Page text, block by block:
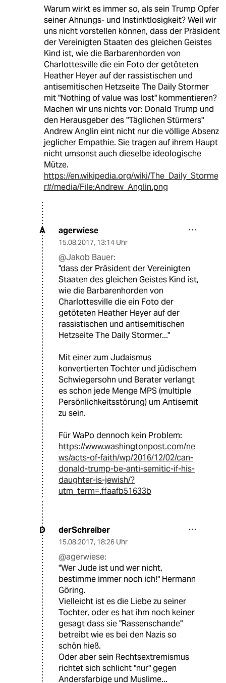
Warum wirkt es immer so, als sein Trump Opfer
seiner Ahnungs- und Instinktlosigkeit? Weil wir
uns nicht vorstellen können, dass der Präsident
der Vereinigten Staaten des gleichen Geistes
Kind ist, wie die Barbarenhorden von
Charlottesville die ein Foto der getöteten
Heather Heyer auf der rassistischen und
antisemitischen Hetzseite The Daily Stormer
mit "Nothing of value was lost" kommentieren?
Machen wir uns nichts vor: Donald Trump und
den Herausgeber des "Täglichen Stürmers"
Andrew Anglin eint nicht nur die völlige Absenz
jeglicher Empathie. Sie tragen auf ihrem Haupt
nicht umsonst auch dieselbe ideologische
Mütze.
https://en.wikipedia.org/wiki/The_Daily_Storme
r#/media/File:Andrew_Anglin.png
A agerwiese
15.08.2017, 13:14 Uhr
@Jakob Bauer:
"dass der Präsident der Vereinigten
Staaten des gleichen Geistes Kind ist,
wie die Barbarenhorden von
Charlottesville die ein Foto der
getöteten Heather Heyer auf der
rassistischen und antisemitischen
Hetzseite The Daily Stormer..."
Mit einer zum Judaismus
konvertierten Tochter und jüdischem
Schwiegersohn und Berater verlangt
es schon jede Menge MPS (multiple
Persönlichkeitsstörung) um Antisemit
zu sein.
Für WaPo dennoch kein Problem:
https://www.washingtonpost.com/ne
ws/acts-of-faith/wp/2016/12/02/can-
donald-trump-be-anti-semitic-if-his-
daughter-is-jewish/?
utm_term=.ffaafb51633b
D derSchreiber
15.08.2017, 18:26 Uhr
@agerwiese:
"Wer Jude ist und wer nicht,
bestimme immer noch ich!" Hermann
Göring.
Vielleicht ist es die Liebe zu seiner
Tochter, oder es hat ihm noch keiner
gesagt dass sie "Rassenschande"
betreibt wie es bei den Nazis so
schön hieß.
Oder aber sein Rechtsextremismus
richtet sich schlicht "nur" gegen
Andersfarbige und Muslime...